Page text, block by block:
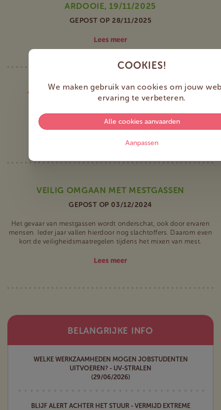
ARDOOIE, 19/11/2025
GEPOST OP 28/11/2025
Lees meer
VEILIG WERKEN, IEDEREEN WINT ERBIJ!
GEPOST OP 15/10/2025
VEILIG OMGAAN MET MESTGASSEN
GEPOST OP 03/12/2024
Het gevaar van mestgassen wordt onderschat, ook door ervaren
mensen. Ieder jaar vallen hierdoor nog slachtoffers. Daarom even
kort de veiligheidsmaatregelen tijdens het mixen van mest.
Lees meer
BELANGRIJKE INFO
WELKE WERKZAAMHEDEN MOGEN JOBSTUDENTEN
UITVOEREN? - UV-STRALEN
(29/06/2026)
BLIJF ALERT ACHTER HET STUUR - VERMIJD EXTREME
COOKIES!
We maken gebruik van cookies om jouw
ervaring te verbeteren.
Alle cookies aanvaarden
Aanpassen